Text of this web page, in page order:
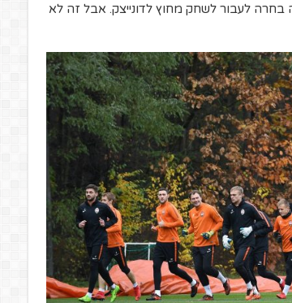
בחרה לעבור לשחק מחוץ לדונייצק. אבל זה לא